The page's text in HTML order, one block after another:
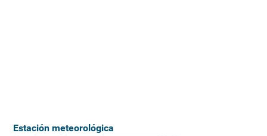
Estación meteorológica